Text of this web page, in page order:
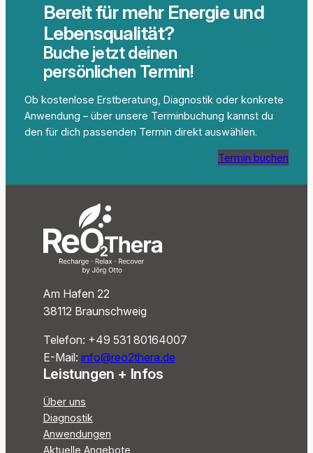
Bereit für mehr Energie und
Lebensqualität?
Buche jetzt deinen
persönlichen Termin!
Ob kostenlose Erstberatung, Diagnostik oder konkrete
Anwendung – über unsere Terminbuchung kannst du
den für dich passenden Termin direkt auswählen.
Termin buchen
Am Hafen 22
38112 Braunschweig
Telefon: +49 531 80164007‬
E-Mail: info@reo2thera.de
Leistungen + Infos
Über uns
Diagnostik
Anwendungen
Aktuelle Angebote